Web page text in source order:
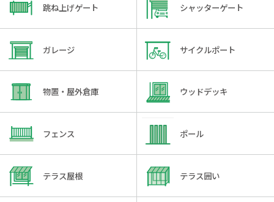
跳ね上げゲート シャッターゲート
ガレージ サイクルポート
物置・屋外倉庫 ウッドデッキ
フェンス ポール
テラス屋根 テラス囲い